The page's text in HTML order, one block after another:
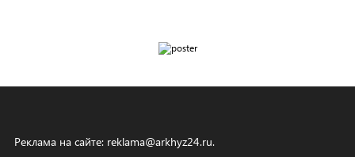
Реклама на сайте: reklama@arkhyz24.ru.